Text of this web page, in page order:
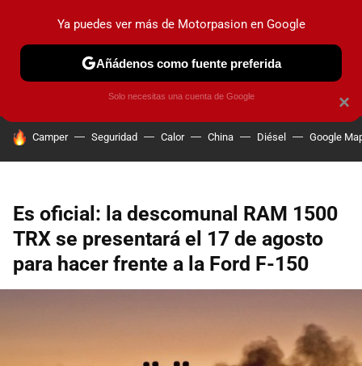
PRUEBAS COCHES ELÉCTRICOS OBSERVATORIO
HOY SE HABLA DE
Camper Seguridad Calor China Diésel Google
Es oficial: la descomunal RAM 1500
TRX se presentará el 17 de agosto
para hacer frente a la Ford F-150
×
Ya puedes ver más de Motorpasion en Google
Añádenos como fuente preferida
Solo necesitas una cuenta de Google